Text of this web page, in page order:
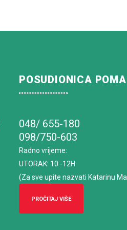
POSUDIONICA
048/ 655-180
098/750-603
Radno vrijeme:
UTORAK: 10 -12H
(Za sve upite nazvati Katarinu
PROČITAJ VIŠE